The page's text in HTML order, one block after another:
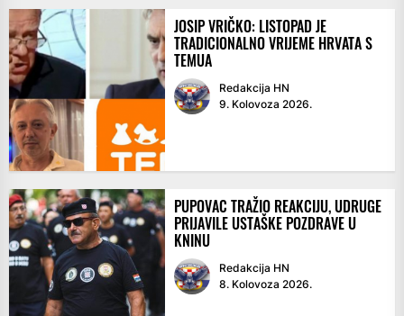
JOSIP VRIČKO: LISTOPAD JE
TRADICIONALNO VRIJEME HRVATA S
TEMUA
Redakcija HN
9. Kolovoza 2026.
PUPOVAC TRAŽIO REAKCIJU, UDRUGE
PRIJAVILE USTAŠKE POZDRAVE U
KNINU
Redakcija HN
8. Kolovoza 2026.